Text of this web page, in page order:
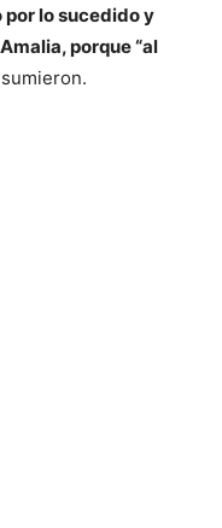
por lo sucedido y
porque “al